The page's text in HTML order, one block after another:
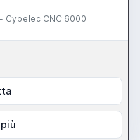
Cybelec CNC 6000